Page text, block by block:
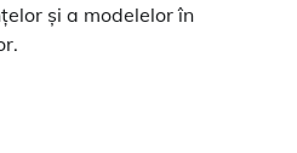
și a modelelor în